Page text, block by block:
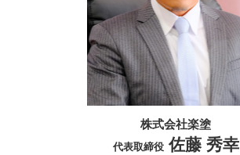
株式会社楽塗
代表取締役佐藤 秀幸